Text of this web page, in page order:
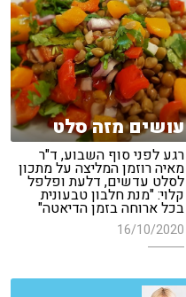
עושים מזה סלט
רגע לפני סוף השבוע, ד"ר
מאיה רוזמן המליצה על מתכון
לסלט עדשים, דלעת ופלפל
קלוי: "מנת חלבון טבעונית
בכל ארוחה בזמן הדיאטה"
16/10/2020